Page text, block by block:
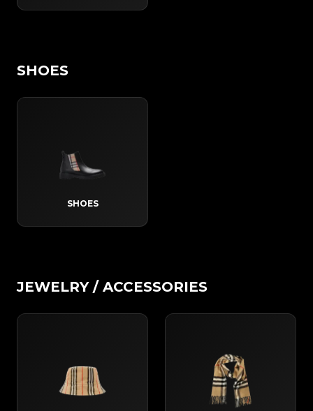
SHOES
SHOES
JEWELRY / ACCESSORIES